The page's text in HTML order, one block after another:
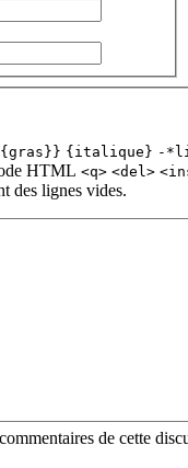
{italique} -
HTML <q> <del>
des lignes vides.
de cette